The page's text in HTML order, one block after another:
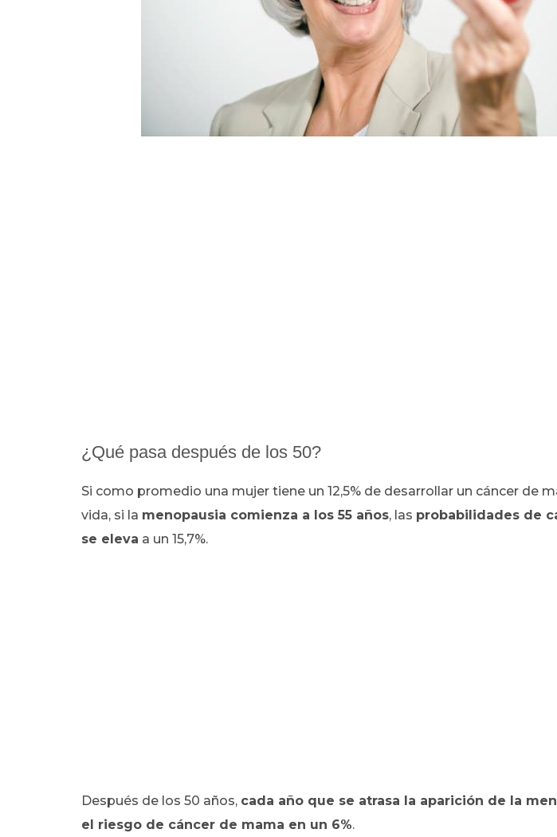
¿Qué pasa después de los 50?
Si como promedio una mujer tiene un 12,5% de desarrollar un cáncer de
vida, si la menopausia comienza a los 55 años, las probabilidades de
se eleva a un 15,7%.
Después de los 50 años, cada año que se atrasa la aparición de la
el riesgo de cáncer de mama en un 6%.